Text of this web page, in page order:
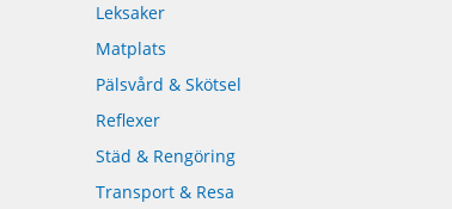
Leksaker
Matplats
Pälsvård & Skötsel
Reflexer
Städ & Rengöring
Transport & Resa